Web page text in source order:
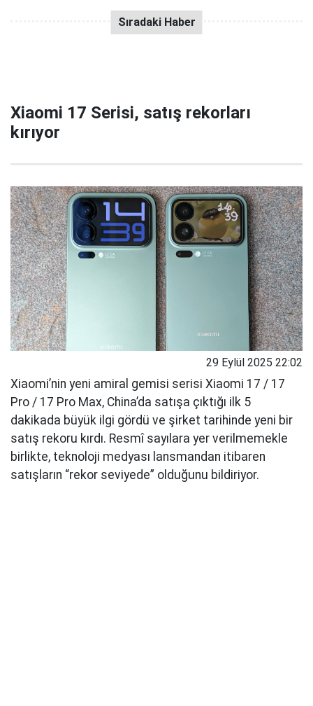
Xiaomi 17 Serisi, satış rekorları
kırıyor
29 Eylül 2025 22:02
Xiaomi’nin yeni amiral gemisi serisi Xiaomi 17 / 17
Pro / 17 Pro Max, China’da satışa çıktığı ilk 5
dakikada büyük ilgi gördü ve şirket tarihinde yeni bir
satış rekoru kırdı. Resmî sayılara yer verilmemekle
birlikte, teknoloji medyası lansmandan itibaren
satışların “rekor seviyede” olduğunu bildiriyor.